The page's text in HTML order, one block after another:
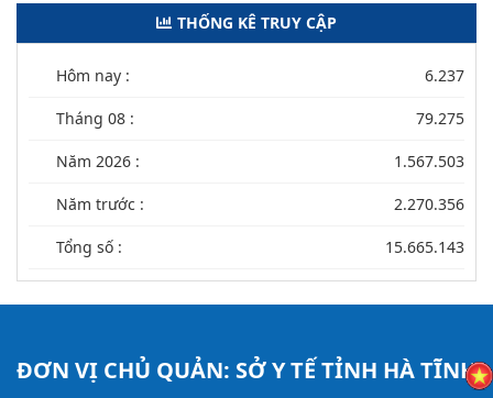
THỐNG KÊ TRUY CẬP
Hôm nay : 6.237
Tháng 08 : 79.275
Năm 2026 : 1.567.503
Năm trước : 2.270.356
Tổng số : 15.665.143
ĐƠN VỊ CHỦ QUẢN: SỞ Y TẾ TỈNH HÀ TĨNH